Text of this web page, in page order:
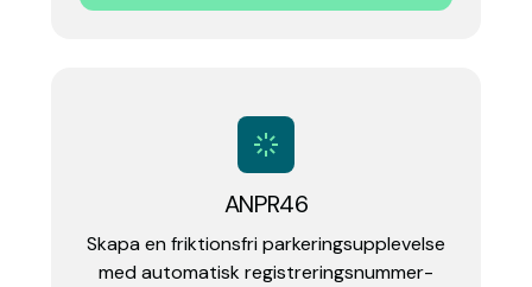
ANPR46
Skapa en friktionsfri parkeringsupplevelse
med automatisk registreringsnummer-